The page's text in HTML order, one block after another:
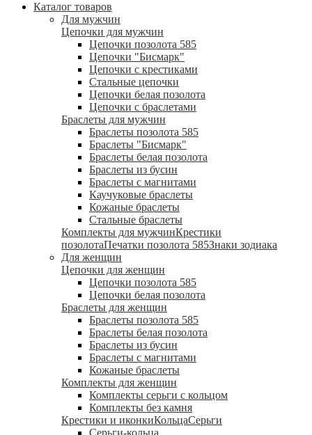
Каталог товаров
Для мужчин
Цепочки для мужчин
Цепочки позолота 585
Цепочки "Бисмарк"
Цепочки с крестиками
Стальные цепочки
Цепочки белая позолота
Цепочки с браслетами
Браслеты для мужчин
Браслеты позолота 585
Браслеты "Бисмарк"
Браслеты белая позолота
Браслеты из бусин
Браслеты с магнитами
Каучуковые браслеты
Кожаные браслеты
Стальные браслеты
Комплекты для мужчинКрестики
позолотаПечатки позолота 585Знаки зодиака
Для женщин
Цепочки для женщин
Цепочки позолота 585
Цепочки белая позолота
Браслеты для женщин
Браслеты позолота 585
Браслеты белая позолота
Браслеты из бусин
Браслеты с магнитами
Кожаные браслеты
Комплекты для женщин
Комплекты серьги с кольцом
Комплекты без камня
Крестики и иконкиКольцаСерьги
Серьги-кольца